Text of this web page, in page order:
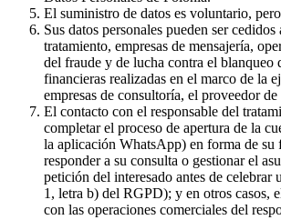
El suministro de datos es voluntario,
Sus datos personales pueden ser
tratamiento, empresas de mensajería,
del fraude y de lucha contra el blanqueo
financieras realizadas en el marco de la
empresas de consultoría, el proveedor
El contacto con el responsable del
completar el proceso de apertura de la
la aplicación WhatsApp) en forma de su
responder a su consulta o gestionar el
petición del interesado antes de
1, letra b) del RGPD); y en otros casos,
con las operaciones comerciales del